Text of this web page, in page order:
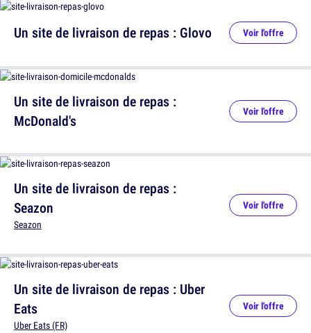
Un site de livraison de repas :
McDonald's
Voir l'offre
Un site de livraison de repas : Uber
Eats
Uber Eats (FR)
Voir l'offre
Un site de livraison de repas : Glovo Voir l'offre
Un site de livraison de repas :
Seazon
Seazon
Voir l'offre